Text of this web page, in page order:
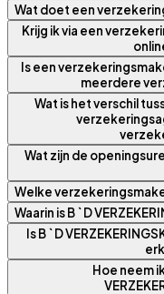
Wat doet een
Krijg ik via een
Is een
meerdere
Wat is het verschil
Wat zijn de
Welke
Waarin is B ` D
Is B ` D
Hoe neem